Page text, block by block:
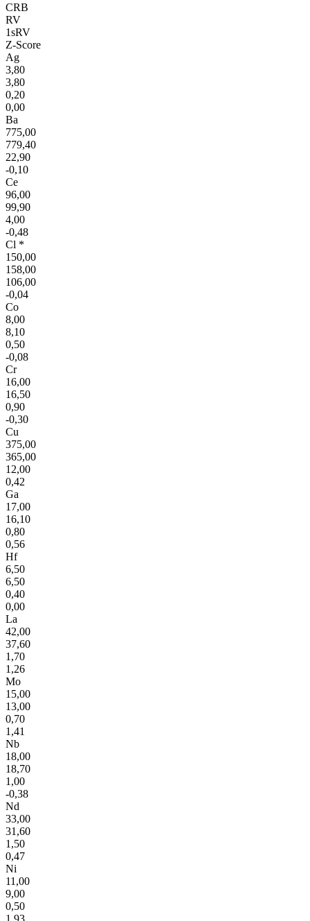
CRB
RV
1sRV
Z-Score
Ag
3,80
3,80
0,20
0,00
Ba
775,00
779,40
22,90
-0,10
Ce
96,00
99,90
4,00
-0,48
Cl *
150,00
158,00
106,00
-0,04
Co
8,00
8,10
0,50
-0,08
Cr
16,00
16,50
0,90
-0,30
Cu
375,00
365,00
12,00
0,42
Ga
17,00
16,10
0,80
0,56
Hf
6,50
6,50
0,40
0,00
La
42,00
37,60
1,70
1,26
Mo
15,00
13,00
0,70
1,41
Nb
18,00
18,70
1,00
-0,38
Nd
33,00
31,60
1,50
0,47
Ni
11,00
9,00
0,50
1,93